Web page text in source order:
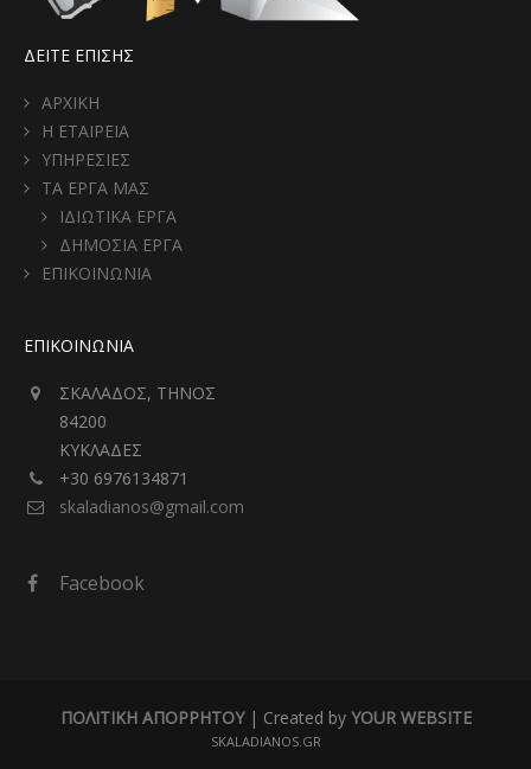
ΔΕΙΤΕ ΕΠΙΣΗΣ
ΑΡΧΙΚΗ
Η ΕΤΑΙΡΕΙΑ
ΥΠΗΡΕΣΙΕΣ
ΤΑ ΕΡΓΑ ΜΑΣ
ΙΔΙΩΤΙΚΑ ΕΡΓΑ
ΔΗΜΟΣΙΑ ΕΡΓΑ
ΕΠΙΚΟΙΝΩΝΙΑ
ΕΠΙΚΟΙΝΩΝΙΑ
ΣΚΑΛΑΔΟΣ, ΤΗΝΟΣ
84200
ΚΥΚΛΑΔΕΣ
+30 6976134871
skaladianos@gmail.com
Facebook
ΠΟΛΙΤΙΚΗ ΑΠΟΡΡΗΤΟΥ| Created by YOUR WEBSITE
SKALADIANOS.GR